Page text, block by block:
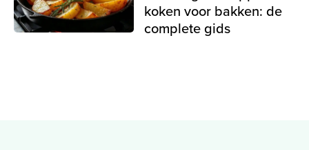
koken voor bakken: de
complete gids